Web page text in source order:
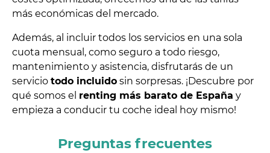
más económicas del mercado.
Además, al incluir todos los servicios en una sola
cuota mensual, como seguro a todo riesgo,
mantenimiento y asistencia, disfrutarás de un
servicio todo incluido sin sorpresas. ¡Descubre por
qué somos el renting más barato de España y
empieza a conducir tu coche ideal hoy mismo!
Preguntas frecuentes